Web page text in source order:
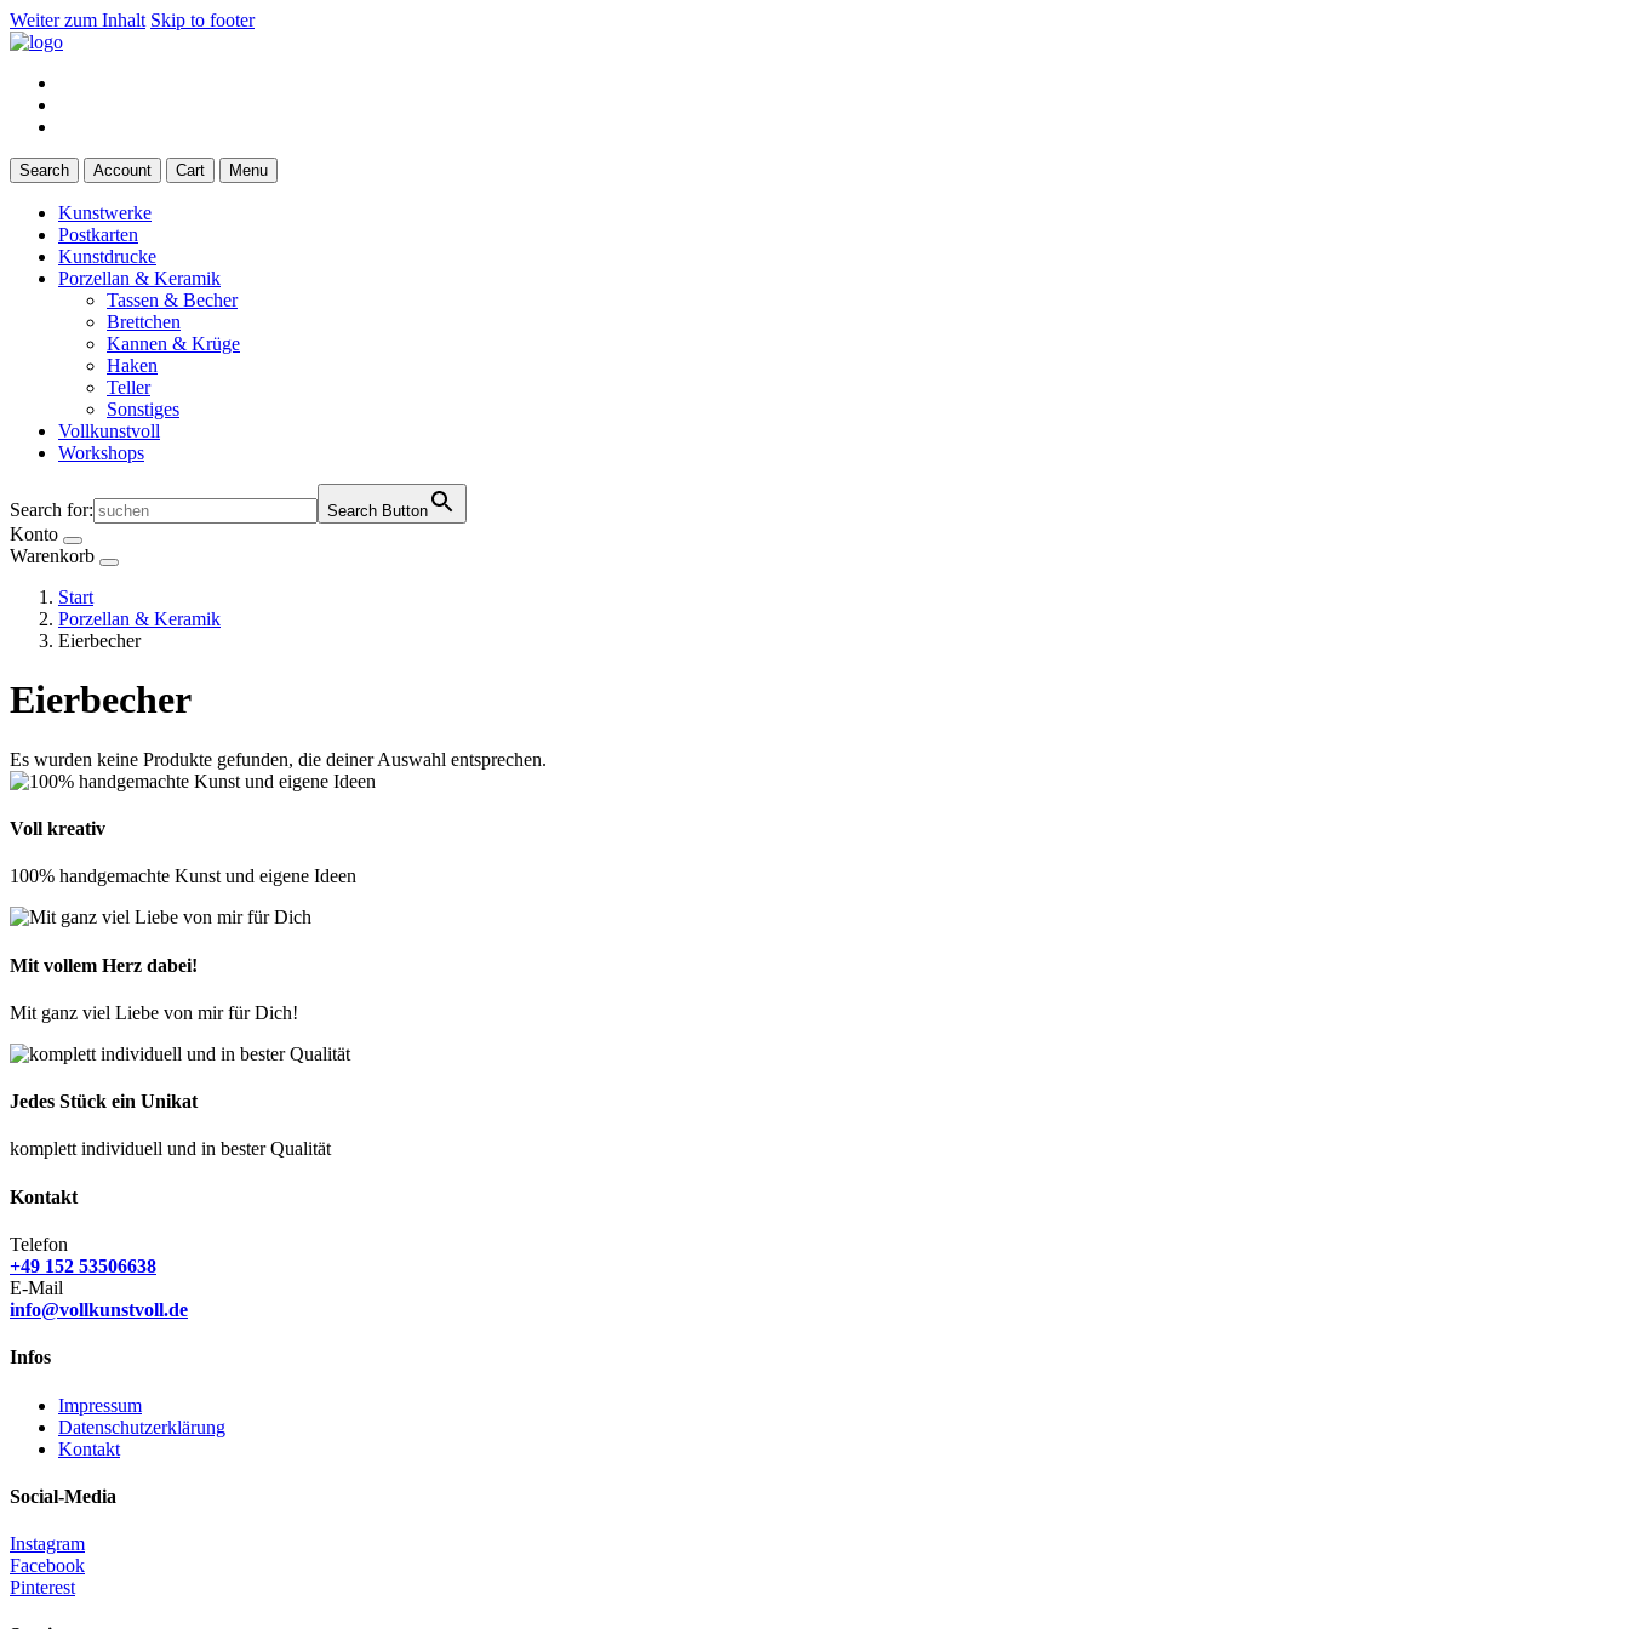
Weiter zum Inhalt Skip to footer
Search Account Cart Menu
Kunstwerke
Postkarten
Kunstdrucke
Porzellan & Keramik
Tassen & Becher
Brettchen
Kannen & Krüge
Haken
Teller
Sonstiges
Vollkunstvoll
Workshops
Search for: Search Button
Konto
Warenkorb
Start
Porzellan & Keramik
Eierbecher
Eierbecher
Es wurden keine Produkte gefunden, die deiner Auswahl entsprechen.
Voll kreativ
100% handgemachte Kunst und eigene Ideen
Mit vollem Herz dabei!
Mit ganz viel Liebe von mir für Dich!
Jedes Stück ein Unikat
komplett individuell und in bester Qualität
Kontakt
Telefon
+49 152 53506638
E-Mail
info@vollkunstvoll.de
Infos
Impressum
Datenschutzerklärung
Kontakt
Social-Media
Instagram
Facebook
Pinterest